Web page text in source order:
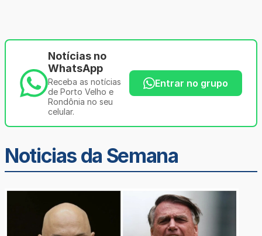
Notícias no
WhatsApp
Receba as notícias
de Porto Velho e
Rondônia no seu
celular.
Entrar no grupo
Noticias da Semana